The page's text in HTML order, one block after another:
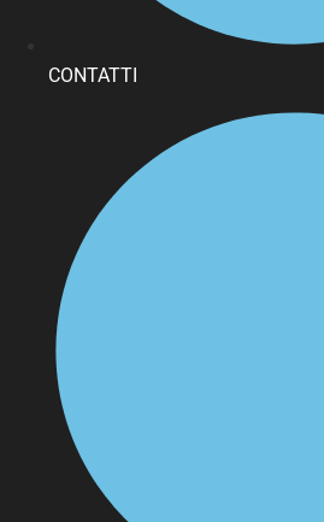
CONTATTI